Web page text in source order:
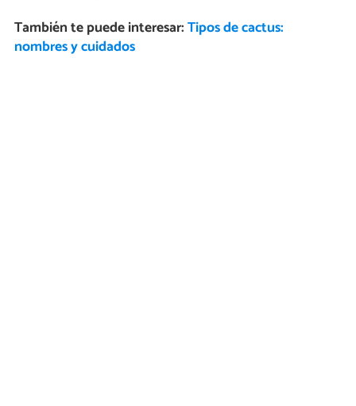
También te puede interesar:Tipos de cactus:
nombres y cuidados